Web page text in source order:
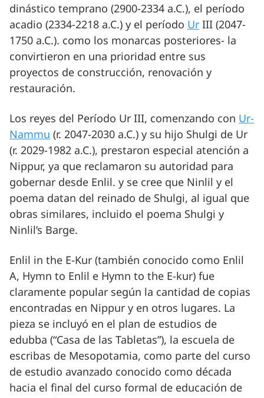
dinástico temprano (2900-2334 a.C.), el período
acadio (2334-2218 a.C.) y el período Ur III (2047-
1750 a.C.). como los monarcas posteriores- la
convirtieron en una prioridad entre sus
proyectos de construcción, renovación y
restauración.
Los reyes del Período Ur III, comenzando con Ur-
Nammu (r. 2047-2030 a.C.) y su hijo Shulgi de Ur
(r. 2029-1982 a.C.), prestaron especial atención a
Nippur, ya que reclamaron su autoridad para
gobernar desde Enlil. y se cree que Ninlil y el
poema datan del reinado de Shulgi, al igual que
obras similares, incluido el poema Shulgi y
Ninlil’s Barge.
Enlil in the E-Kur (también conocido como Enlil
A, Hymn to Enlil e Hymn to the E-kur) fue
claramente popular según la cantidad de copias
encontradas en Nippur y en otros lugares. La
pieza se incluyó en el plan de estudios de
edubba (“Casa de las Tabletas”), la escuela de
escribas de Mesopotamia, como parte del curso
de estudio avanzado conocido como década
hacia el final del curso formal de educación de